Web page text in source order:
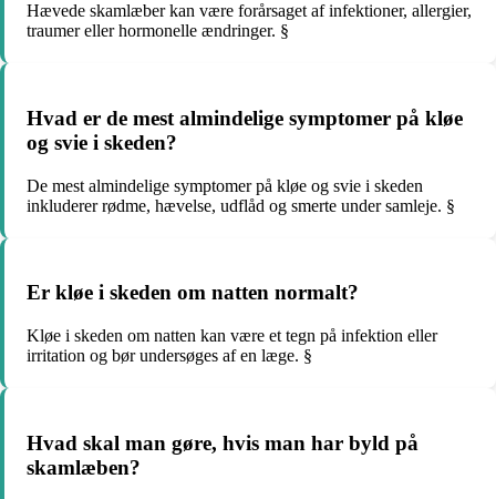
Hævede skamlæber kan være forårsaget af infektioner, allergier,
traumer eller hormonelle ændringer. §
Hvad er de mest almindelige symptomer på kløe
og svie i skeden?
De mest almindelige symptomer på kløe og svie i skeden
inkluderer rødme, hævelse, udflåd og smerte under samleje. §
Er kløe i skeden om natten normalt?
Kløe i skeden om natten kan være et tegn på infektion eller
irritation og bør undersøges af en læge. §
Hvad skal man gøre, hvis man har byld på
skamlæben?